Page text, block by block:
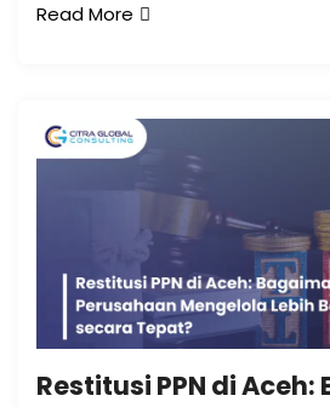
Read More